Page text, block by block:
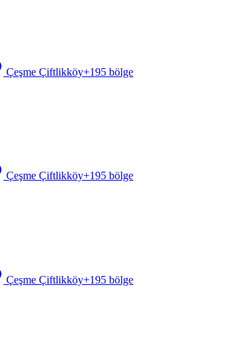
Çeşme Çiftlikköy+195 bölge
Çeşme Çiftlikköy+195 bölge
Çeşme Çiftlikköy+195 bölge